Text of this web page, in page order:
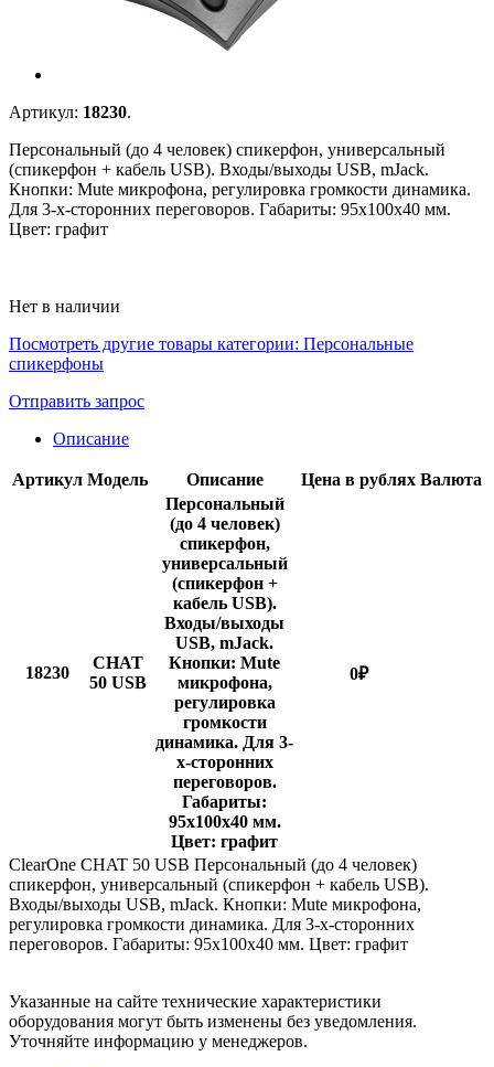
Артикул: 18230.
Персональный (до 4 человек) спикерфон, универсальный
(спикерфон + кабель USB). Входы/выходы USB, mJack.
Кнопки: Mute микрофона, регулировка громкости динамика.
Для 3-х-сторонних переговоров. Габариты: 95х100х40 мм.
Цвет: графит
Нет в наличии
Посмотреть другие товары категории: Персональные
спикерфоны
Отправить запрос
Описание
Артикул Модель Описание Цена в рублях Валюта
18230
CHAT
50 USB
Персональный
(до 4 человек)
спикерфон,
универсальный
(спикерфон +
кабель USB).
Входы/выходы
USB, mJack.
Кнопки: Mute
микрофона,
регулировка
громкости
динамика. Для 3-
х-сторонних
переговоров.
Габариты:
95х100х40 мм.
Цвет: графит
0₽
ClearOne CHAT 50 USB Персональный (до 4 человек)
спикерфон, универсальный (спикерфон + кабель USB).
Входы/выходы USB, mJack. Кнопки: Mute микрофона,
регулировка громкости динамика. Для 3-х-сторонних
переговоров. Габариты: 95х100х40 мм. Цвет: графит
Указанные на сайте технические характеристики
оборудования могут быть изменены без уведомления.
Уточняйте информацию у менеджеров.